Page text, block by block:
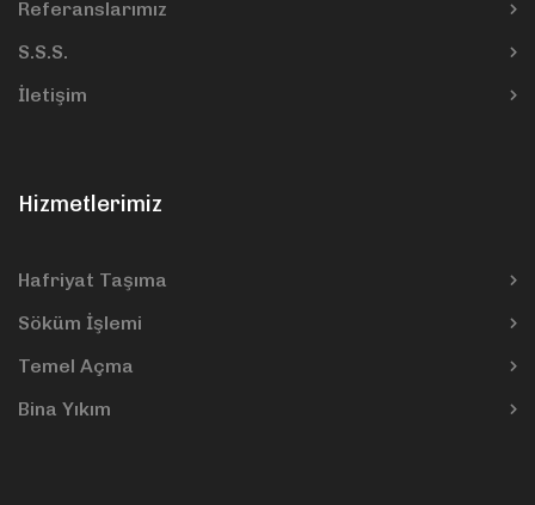
Referanslarımız
S.S.S.
İletişim
Hizmetlerimiz
Hafriyat Taşıma
Söküm İşlemi
Temel Açma
Bina Yıkım